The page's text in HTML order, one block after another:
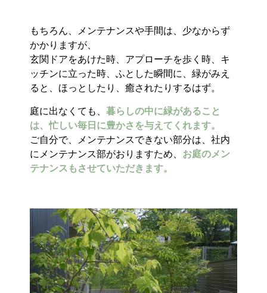
もちろん、メンテナンスや手間は、少なからず
かかりますが、
玄関ドアをあけた時、アプローチを歩く時、キ
ッチンに立った時、ふとした瞬間に、緑がみえ
ると、ほっとしたり、癒されたりするはず。
庭に出なくても、 暮らしの中に緑があること
は、忙しい毎日に豊かさを与えてくれます。
ご自分で、メンテナンスできない部分は、社内
にメンテナンス部がおりますため、 お庭のメン
テナンスもさせていただきます。